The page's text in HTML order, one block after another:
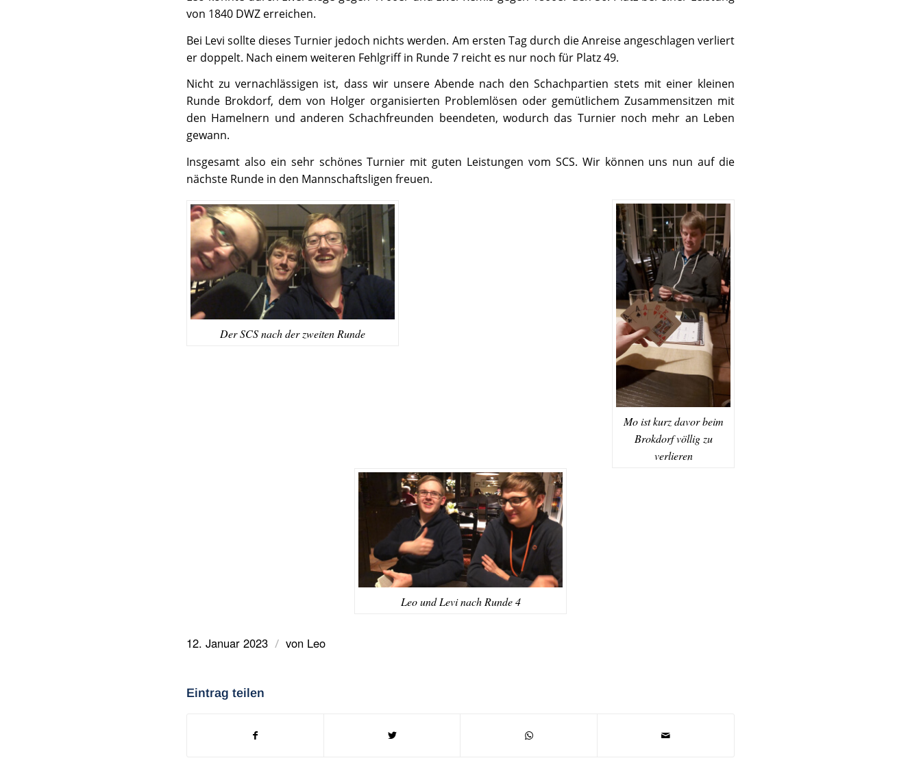
von 1840 DWZ erreichen.
Bei Levi sollte dieses Turnier jedoch nichts werden. Am ersten Tag durch die Anreise angeschlagen verliert
er doppelt. Nach einem weiteren Fehlgriff in Runde 7 reicht es nur noch für Platz 49.
Nicht zu vernachlässigen ist, dass wir unsere Abende nach den Schachpartien stets mit einer kleinen
Runde Brokdorf, dem von Holger organisierten Problemlösen oder gemütlichem Zusammensitzen mit
den Hamelnern und anderen Schachfreunden beendeten, wodurch das Turnier noch mehr an Leben
gewann.
Insgesamt also ein sehr schönes Turnier mit guten Leistungen vom SCS. Wir können uns nun auf die
nächste Runde in den Mannschaftsligen freuen.
Der SCS nach der zweiten Runde
Mo ist kurz davor beim
Brokdorf völlig zu
verlieren
Leo und Levi nach Runde 4
12. Januar 2023 / von Leo
Eintrag teilen